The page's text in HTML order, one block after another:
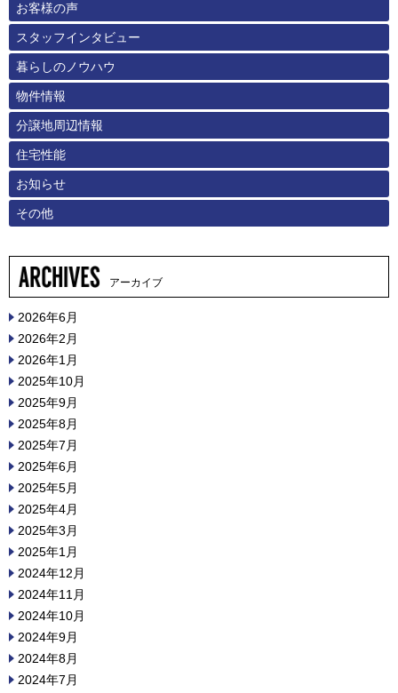
お客様の声
スタッフインタビュー
暮らしのノウハウ
物件情報
分譲地周辺情報
住宅性能
お知らせ
その他
アーカイブ
2026年6月
2026年2月
2026年1月
2025年10月
2025年9月
2025年8月
2025年7月
2025年6月
2025年5月
2025年4月
2025年3月
2025年1月
2024年12月
2024年11月
2024年10月
2024年9月
2024年8月
2024年7月